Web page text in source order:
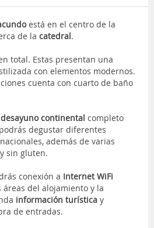
está en el centro de la
de la catedral.
total. Estas presentan una
con elementos modernos.
cuenta con cuarto de baño
desayuno continental completo
degustar diferentes
además de varias
sin gluten.
conexión a Internet WiFi
del alojamiento y la
información turística y
de entradas.